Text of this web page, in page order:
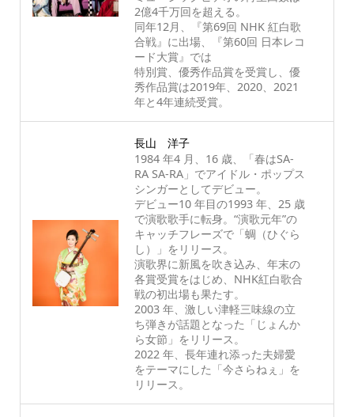
2億4千万回を超える。
同年12月、『第69回 NHK 紅白歌
合戦』に出場、『第60回 日本レコ
ード大賞』では
特別賞、優秀作品賞を受賞し、優
秀作品賞は2019年、2020、2021
年と4年連続受賞。
長山 洋子
1984 年4 月、16 歳、「春はSA-
RA SA-RA」でアイドル・ポップス
シンガーとしてデビュー。
デビュー10 年目の1993 年、25 歳
で演歌歌手に転身。“演歌元年”の
キャッチフレーズで「蜩（ひぐら
し）」をリリース。
演歌界に新風を吹き込み、年末の
各賞受賞をはじめ、NHK紅白歌合
戦の初出場も果たす。
2003 年、激しい津軽三味線の立
ち弾きが話題となった「じょんか
ら女節」をリリース。
2022 年、長年連れ添った夫婦愛
をテーマにした「今さらねぇ」を
リリース。